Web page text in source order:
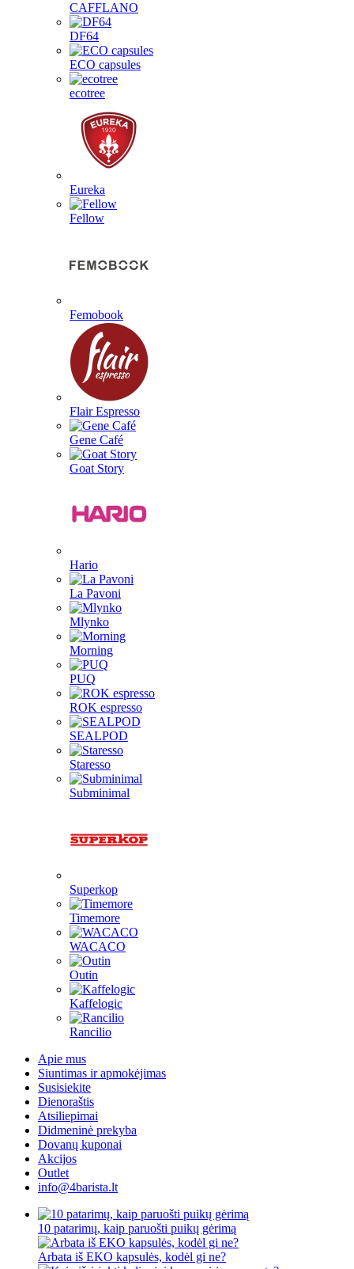
CAFFLANO
DF64
ECO capsules
ecotree
Eureka
Fellow
Femobook
Flair Espresso
Gene Café
Goat Story
Hario
La Pavoni
Mlynko
Morning
PUQ
ROK espresso
SEALPOD
Staresso
Subminimal
Superkop
Timemore
WACACO
Outin
Kaffelogic
Rancilio
Apie mus
Siuntimas ir apmokėjimas
Susisiekite
Dienoraštis
Atsiliepimai
Didmeninė prekyba
Dovanų kuponai
Akcijos
Outlet
info@4barista.lt
10 patarimų, kaip paruošti puikų gėrimą
Arbata iš EKO kapsulės, kodėl gi ne?